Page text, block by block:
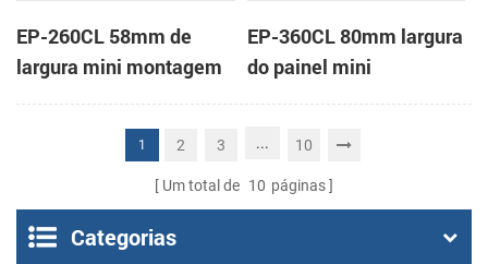
EP-260CL 58mm de
largura mini montagem
em painel impressora
térmica com a auto-
EP-360CL 80mm largura
do painel mini
impressora térmica com
1 2 3 ... 10
Um total de 10 páginas
Categorias